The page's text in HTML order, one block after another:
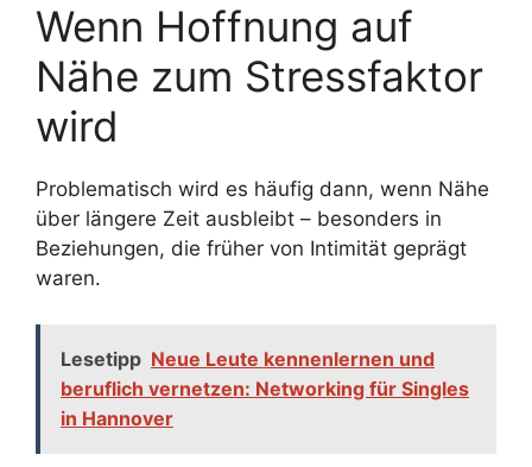
Wenn Hoffnung auf
Nähe zum Stressfaktor
wird
Problematisch wird es häufig dann, wenn Nähe
über längere Zeit ausbleibt – besonders in
Beziehungen, die früher von Intimität geprägt
waren.
Lesetipp Neue Leute kennenlernen und
beruflich vernetzen: Networking für Singles
in Hannover